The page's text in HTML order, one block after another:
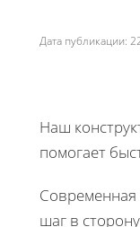
Дата публикации:
Наш
помогает
Современная
шаг в